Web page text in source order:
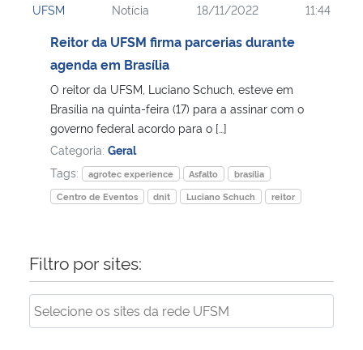
Ministério da Mulher, da Família e dos Direitos Humanos
Secretaria-Geral
Secretaria de Governo
Gabinete de Segurança Institucional
Banco Central do Brasil
Planalto
UFSM Notícia 18/11/2022 11:44
Reitor da UFSM firma parcerias durante
agenda em Brasília
O reitor da UFSM, Luciano Schuch, esteve em
Brasília na quinta-feira (17) para a assinar com o
governo federal acordo para o […]
Categoria: Geral
Tags:
agrotec experience Asfalto
brasília
Centro de Eventos
dnit Luciano Schuch reitor
Filtro por sites: